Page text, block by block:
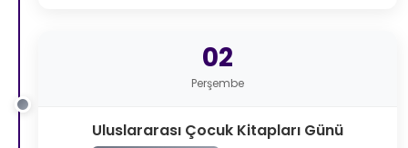
02
Perşembe
Uluslararası Çocuk Kitapları Günü